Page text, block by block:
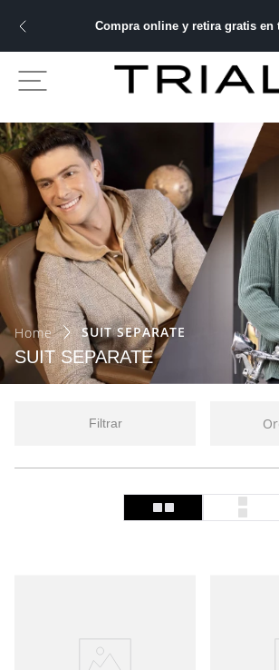
Compra online y retira gratis en
SUIT SEPARATE
SUIT SEPARATE
Filtrar
BUSCADOS